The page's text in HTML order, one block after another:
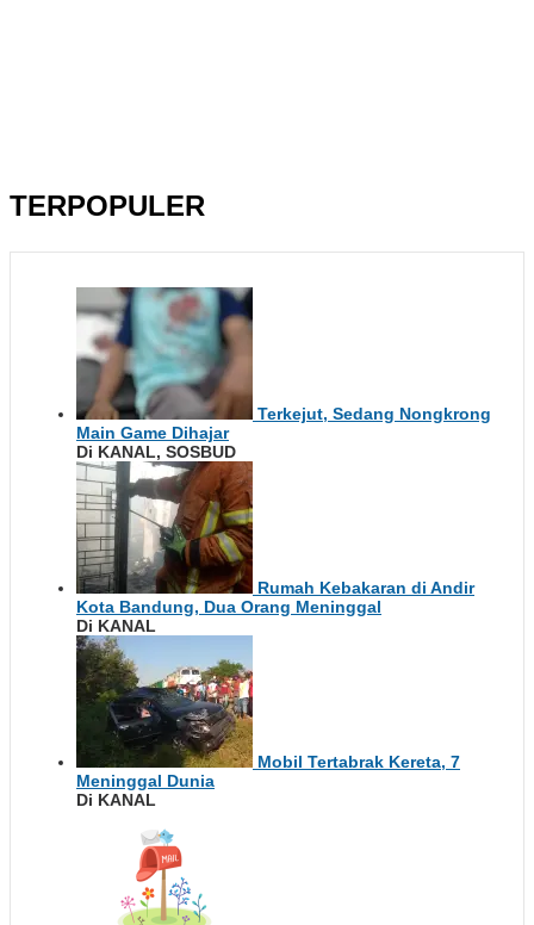
TERPOPULER
Terkejut, Sedang Nongkrong
Main Game Dihajar
Di KANAL, SOSBUD
Rumah Kebakaran di Andir
Kota Bandung, Dua Orang Meninggal
Di KANAL
Mobil Tertabrak Kereta, 7
Meninggal Dunia
Di KANAL